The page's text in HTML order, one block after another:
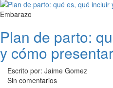
Embarazo
Plan de parto:
y cómo
Escrito por: Jaime Gomez
Sin comentarios